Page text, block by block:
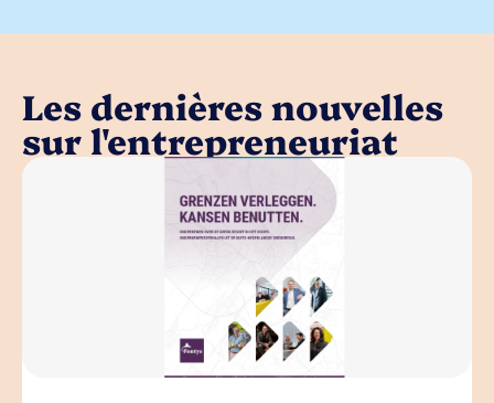
Les dernières nouvelles
sur l'entrepreneuriat